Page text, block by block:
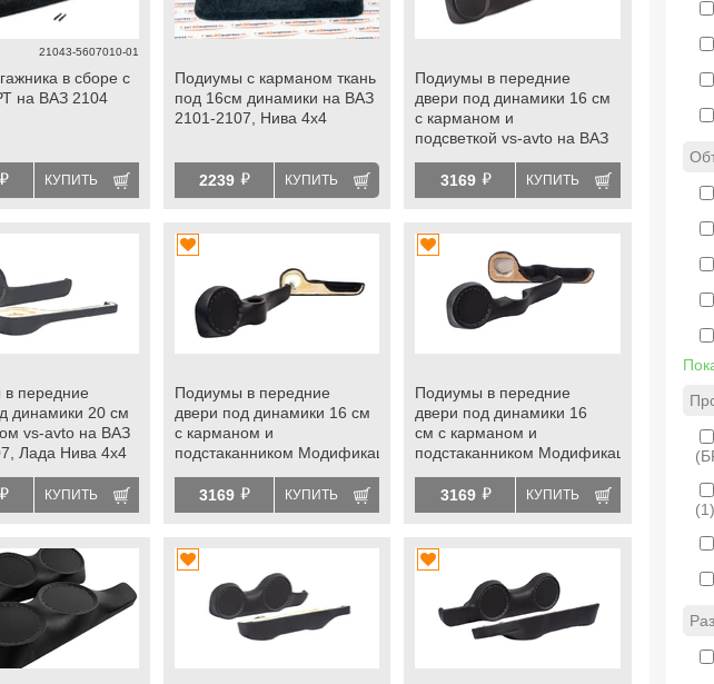
21043-5607010-01
в сборе с
на ВАЗ 2104
й КУПИТЬ
Подиумы с карманом ткань
под 16см динамики на ВАЗ
2101-2107, Нива 4х4
2239 й КУПИТЬ
Подиумы в передние
двери под динамики 16 см
с карманом и
подсветкой vs-avto на ВАЗ
2101-2107, Лада Нива 4х4
3169 й КУПИТЬ
передние
динамики 20 см
vs-avto на ВАЗ
Лада Нива 4х4
й КУПИТЬ
Подиумы в передние
двери под динамики 16 см
с карманом и
подстаканником Модификация
2107, Лада Нива 4х4 с
электростеклоподъемниками
3169 й КУПИТЬ
Подиумы в передние
двери под динамики 16
см с карманом и
подстаканником Модификация
2107, Лада Нива 4х4 с
электростеклоподъемниками
3169 й КУПИТЬ
(1)